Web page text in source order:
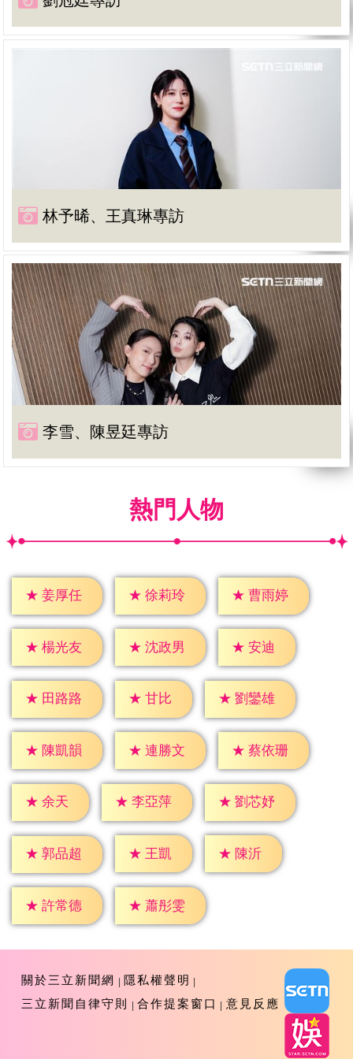
林予晞、王真琳專訪
李雪、陳昱廷專訪
熱門人物
★ 姜厚任 ★ 徐莉玲 ★ 曹雨婷
★ 楊光友 ★ 沈政男 ★ 安迪
★ 田路路 ★ 甘比 ★ 劉鑾雄
★ 陳凱韻 ★ 連勝文 ★ 蔡依珊
★ 余天 ★ 李亞萍 ★ 劉芯妤
★ 郭品超 ★ 王凱 ★ 陳沂
★ 許常德 ★ 蕭彤雯
關於三立新聞網
隱私權聲明
三立新聞自律守則
合作提案窗口 意見反應